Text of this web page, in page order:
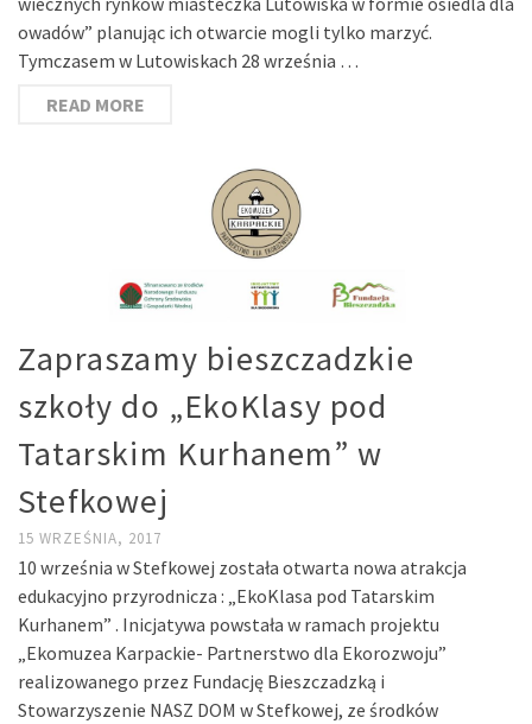
owadów” planując ich otwarcie mogli tylko marzyć.
Tymczasem w Lutowiskach 28 września …
READ MORE
Zapraszamy bieszczadzkie
szkoły do „EkoKlasy pod
Tatarskim Kurhanem” w
Stefkowej
15 WRZEŚNIA, 2017
10 września w Stefkowej została otwarta nowa atrakcja
edukacyjno przyrodnicza : „EkoKlasa pod Tatarskim
Kurhanem” . Inicjatywa powstała w ramach projektu
„Ekomuzea Karpackie- Partnerstwo dla Ekorozwoju”
realizowanego przez Fundację Bieszczadzką i
Stowarzyszenie NASZ DOM w Stefkowej, ze środków